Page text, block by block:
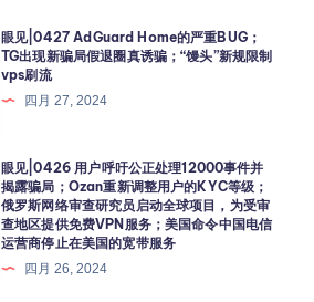
眼见|0427 AdGuard Home的严重BUG；
TG出现新骗局假退圈真诱骗；“馒头”新规限制
vps刷流
四月 27, 2024
眼见|0426 用户呼吁公正处理12000事件并
揭露骗局；Ozan重新调整用户的KYC等级；
俄罗斯网络审查研究员启动全球项目，为受审
查地区提供免费VPN服务；美国命令中国电信
运营商停止在美国的宽带服务
四月 26, 2024